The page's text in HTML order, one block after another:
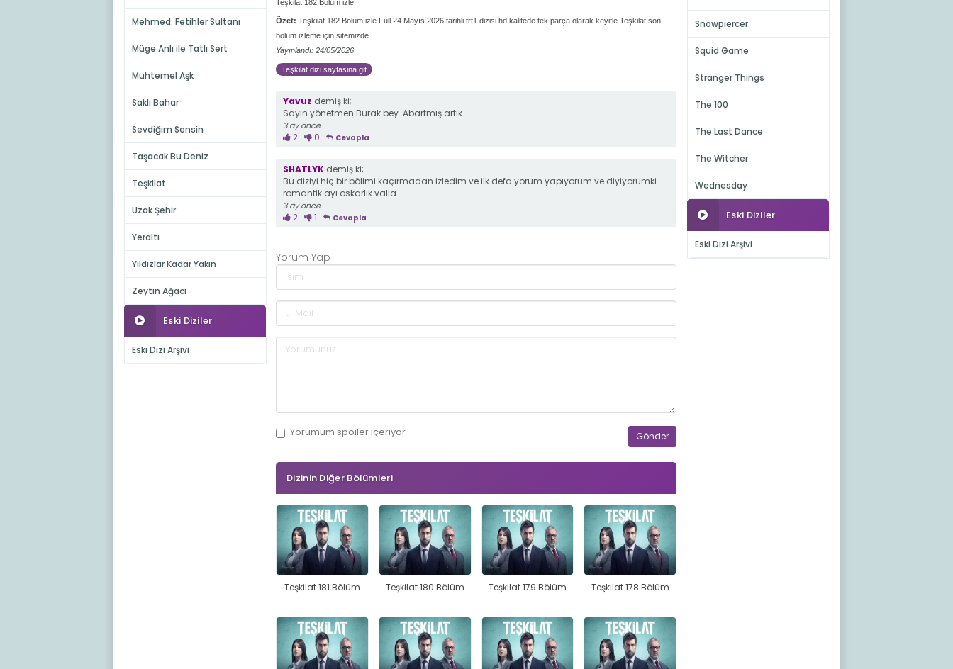
Mehmed: Fetihler Sultanı
Müge Anlı ile Tatlı Sert
Muhtemel Aşk
Saklı Bahar
Sevdiğim Sensin
Taşacak Bu Deniz
Teşkilat
Uzak Şehir
Yeraltı
Yıldızlar Kadar Yakın
Zeytin Ağacı
Eski Diziler
Eski Dizi Arşivi
Teşkilat 182.Bölüm izle
Özet: Teşkilat 182.Bölüm izle Full 24 Mayıs 2026 tarihli trt1 dizisi hd kalitede tek parça olarak keyifle Teşkilat son
bölüm izleme için sitemizde
Yayınlandı: 24/05/2026
Teşkilat dizi sayfasina git
Yavuz demiş ki;
Sayın yönetmen Burak bey. Abartmış artık.
3 ay önce
2 0 Cevapla
SHATLYK demiş ki;
Bu diziyi hiç bir bölimi kaçırmadan izledim ve ilk defa yorum yapıyorum ve diyiyorumki
romantik ayı oskarlık valla
3 ay önce
2 1 Cevapla
Yorum Yap
Yorumum spoileriçeriyor
Dizinin Diğer Bölümleri
Teşkilat 181.Bölüm Teşkilat 180.Bölüm Teşkilat 179.Bölüm Teşkilat 178.Bölüm
Snowpiercer
Squid Game
Stranger Things
The 100
The Last Dance
The Witcher
Wednesday
Eski Diziler
Eski Dizi Arşivi